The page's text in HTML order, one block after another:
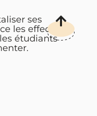
ses
les effectifs
étudiants